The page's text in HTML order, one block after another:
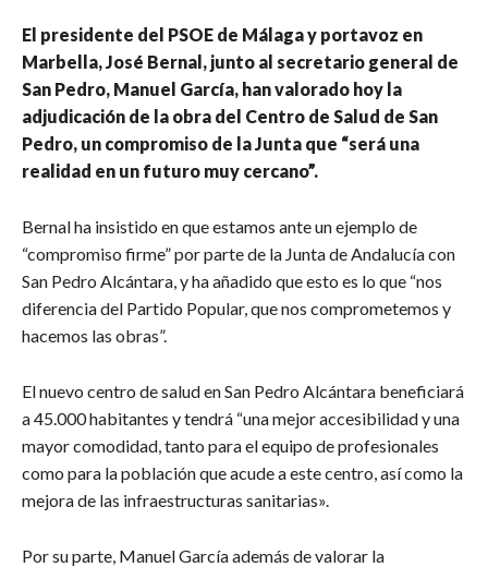
El presidente del PSOE de Málaga y portavoz en
Marbella, José Bernal, junto al secretario general de
San Pedro, Manuel García, han valorado hoy la
adjudicación de la obra del Centro de Salud de San
Pedro, un compromiso de la Junta que “será una
realidad en un futuro muy cercano”.
Bernal ha insistido en que estamos ante un ejemplo de
“compromiso firme” por parte de la Junta de Andalucía con
San Pedro Alcántara, y ha añadido que esto es lo que “nos
diferencia del Partido Popular, que nos comprometemos y
hacemos las obras”.
El nuevo centro de salud en San Pedro Alcántara beneficiará
a 45.000 habitantes y tendrá “una mejor accesibilidad y una
mayor comodidad, tanto para el equipo de profesionales
como para la población que acude a este centro, así como la
mejora de las infraestructuras sanitarias».
Por su parte, Manuel García además de valorar la